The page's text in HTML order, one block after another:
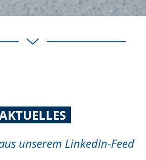
unserem LinkedIn-Feed